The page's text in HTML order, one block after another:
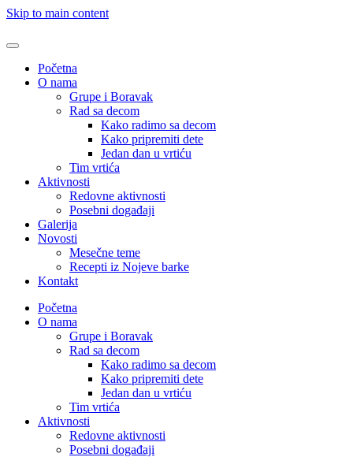
Skip to main content
Početna
O nama
Grupe i Boravak
Rad sa decom
Kako radimo sa decom
Kako pripremiti dete
Jedan dan u vrtiću
Tim vrtića
Aktivnosti
Redovne aktivnosti
Posebni događaji
Galerija
Novosti
Mesečne teme
Recepti iz Nojeve barke
Kontakt
Početna
O nama
Grupe i Boravak
Rad sa decom
Kako radimo sa decom
Kako pripremiti dete
Jedan dan u vrtiću
Tim vrtića
Aktivnosti
Redovne aktivnosti
Posebni događaji